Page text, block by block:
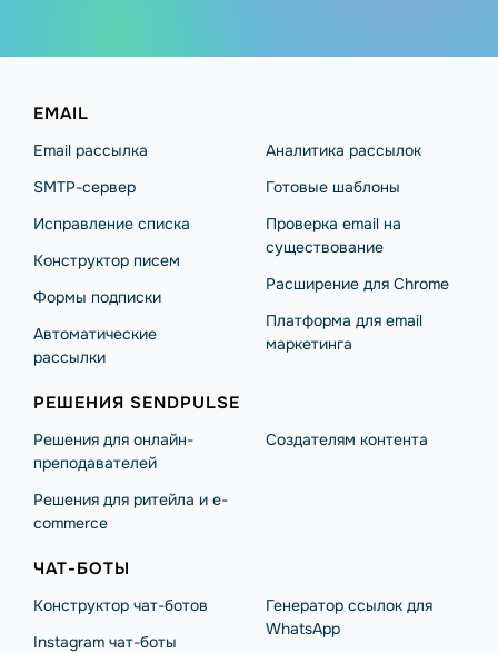
EMAIL
Email рассылка
SMTP-сервер
Исправление списка
Конструктор писем
Формы подписки
Автоматические
рассылки
Аналитика рассылок
Готовые шаблоны
Проверка email на
существование
Расширение для Chrome
Платформа для email
маркетинга
РЕШЕНИЯ SENDPULSE
Решения для онлайн-
преподавателей
Решения для ритейла и e-
commerce
Создателям контента
ЧАТ-БОТЫ
Конструктор чат-ботов
Instagram чат-боты
Генератор ссылок для
WhatsApp